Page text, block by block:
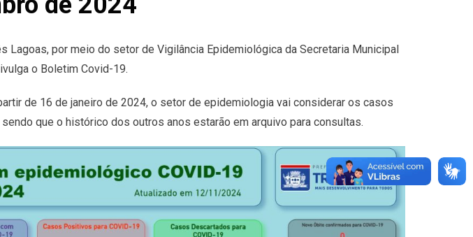
Lagoas, por meio do setor de Vigilância Epidemiológica da Secretaria Municipal
o Boletim Covid-19.
de 16 de janeiro de 2024, o setor de epidemiologia vai considerar os casos
que o histórico dos outros anos estarão em arquivo para consultas.